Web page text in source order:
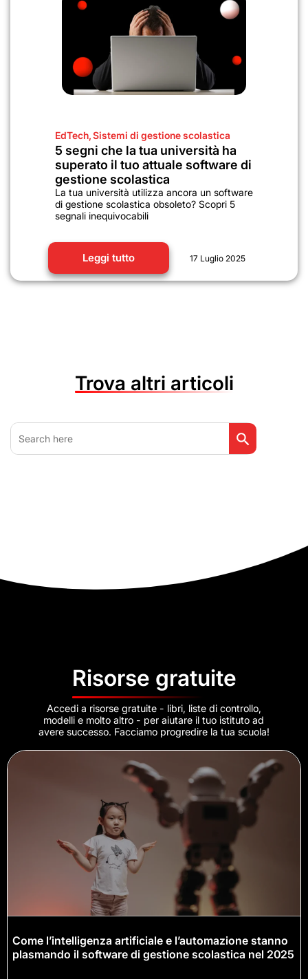
EdTech,Sistemi di gestione scolastica
5 segni che la tua università ha
superato il tuo attuale software di
gestione scolastica
La tua università utilizza ancora un software
di gestione scolastica obsoleto? Scopri 5
segnali inequivocabili
Leggi tutto 17 Luglio 2025
Trova altri articoli
Search
for:
Search Button
Risorse gratuite
Accedi a risorse gratuite - libri, liste di controllo,
modelli e molto altro - per aiutare il tuo istituto ad
avere successo. Facciamo progredire la tua scuola!
Come l’intelligenza artificiale e l’automazione stanno
plasmando il software di gestione scolastica nel 2025